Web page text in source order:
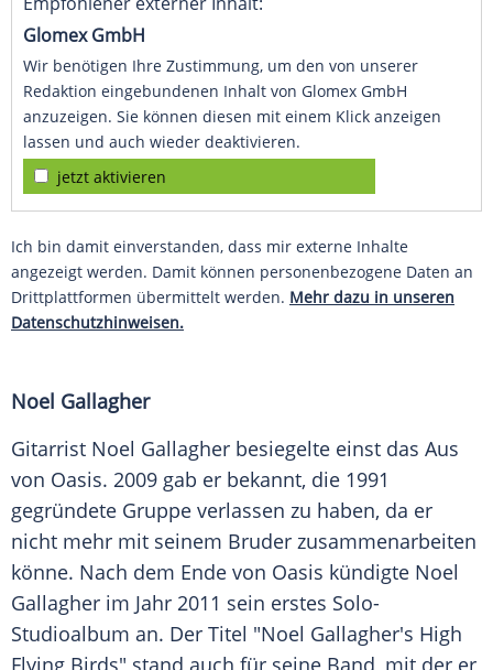
Glomex GmbH
Wir benötigen Ihre Zustimmung, um den von unserer
Redaktion eingebundenen Inhalt von Glomex GmbH
anzuzeigen. Sie können diesen mit einem Klick anzeigen
lassen und auch wieder deaktivieren.
jetzt aktivieren
Ich bin damit einverstanden, dass mir externe Inhalte
angezeigt werden. Damit können personenbezogene Daten an
Drittplattformen übermittelt werden. Mehr dazu in unseren
Datenschutzhinweisen.
Noel Gallagher
Gitarrist Noel Gallagher besiegelte einst das Aus
von Oasis. 2009 gab er bekannt, die 1991
gegründete Gruppe verlassen zu haben, da er
nicht mehr mit seinem Bruder zusammenarbeiten
könne. Nach dem Ende von Oasis kündigte Noel
Gallagher im Jahr 2011 sein erstes Solo-
Studioalbum an. Der Titel "Noel Gallagher's High